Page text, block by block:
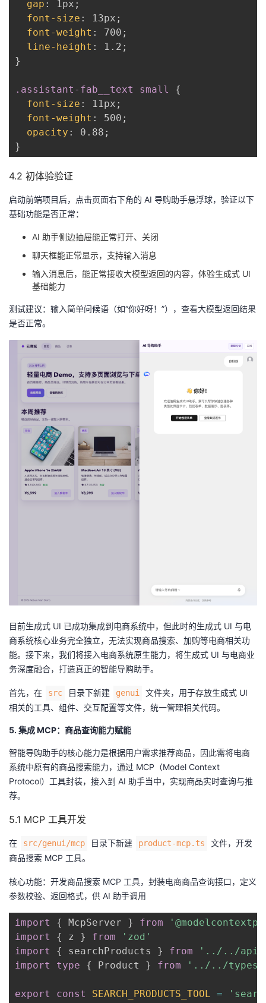
gap : 1px ;
font-size : 13px ;
font-weight : 700 ;
line-height : 1.2 ;
}
.assistant-fab__text small
{
font-size : 11px ;
font-weight : 500 ;
opacity : 0.88 ;
}
4.2 初体验验证
启动前端项目后，点击页面右下角的 AI 导购助手悬浮球，验证以下
基础功能是否正常：
AI 助手侧边抽屉能正常打开、关闭
聊天框能正常显示，支持输入消息
输入消息后，能正常接收大模型返回的内容，体验生成式 UI
基础能力
测试建议：输入简单问候语（如“你好呀！”），查看大模型返回结果
是否正常。
目前生成式 UI 已成功集成到电商系统中，但此时的生成式 UI 与电
商系统核心业务完全独立，无法实现商品搜索、加购等电商相关功
能。接下来，我们将接入电商系统原生能力，将生成式 UI 与电商业
务深度融合，打造真正的智能导购助手。
首先，在 src 目录下新建 genui
文件夹，用于存放生成式 UI
相关的工具、组件、交互配置等文件，统一管理相关代码。
5. 集成 MCP：商品查询能力赋能
智能导购助手的核心能力是根据用户需求推荐商品，因此需将电商
系统中原有的商品搜索能力，通过 MCP（Model Context
Protocol）工具封装，接入到 AI 助手当中，实现商品实时查询与推
荐。
5.1 MCP 工具开发
在 src/genui/mcp 目录下新建 product-mcp.ts
文件，开发
商品搜索 MCP 工具。
核心功能：开发商品搜索 MCP 工具，封装电商商品查询接口，定义
参数校验、返回格式，供 AI 助手调用
import { McpServer } from
import
{ z } from
'zod'
import
{ searchProducts } from
'../../api'
import
type { Product } from '../../types'
export const SEARCH_PRODUCTS_TOOL =